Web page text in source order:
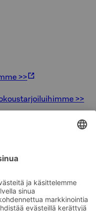
>>
>>
Spahan >>
palveluihin >>